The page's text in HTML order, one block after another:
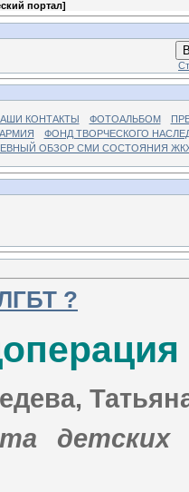
портал]
КОНТАКТЫ ФОТОАЛЬБОМ
АРМИЯ
ФОНД ТВОРЧЕСКОГО
ОБЗОР СМИ СОСТОЯНИЯ
?
детских